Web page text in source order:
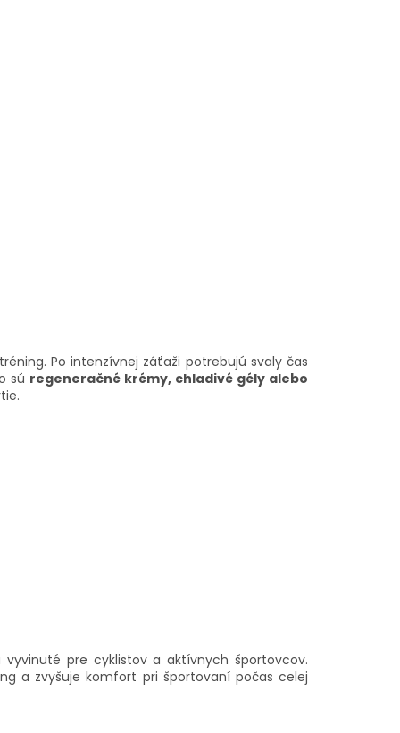
Po intenzívnej záťaži potrebujú svaly čas
sú regeneračné krémy, chladivé gély alebo
vyvinuté pre cyklistov a aktívnych športovcov.
a zvyšuje komfort pri športovaní počas celej